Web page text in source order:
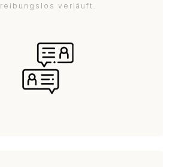
reibungslos verläuft.